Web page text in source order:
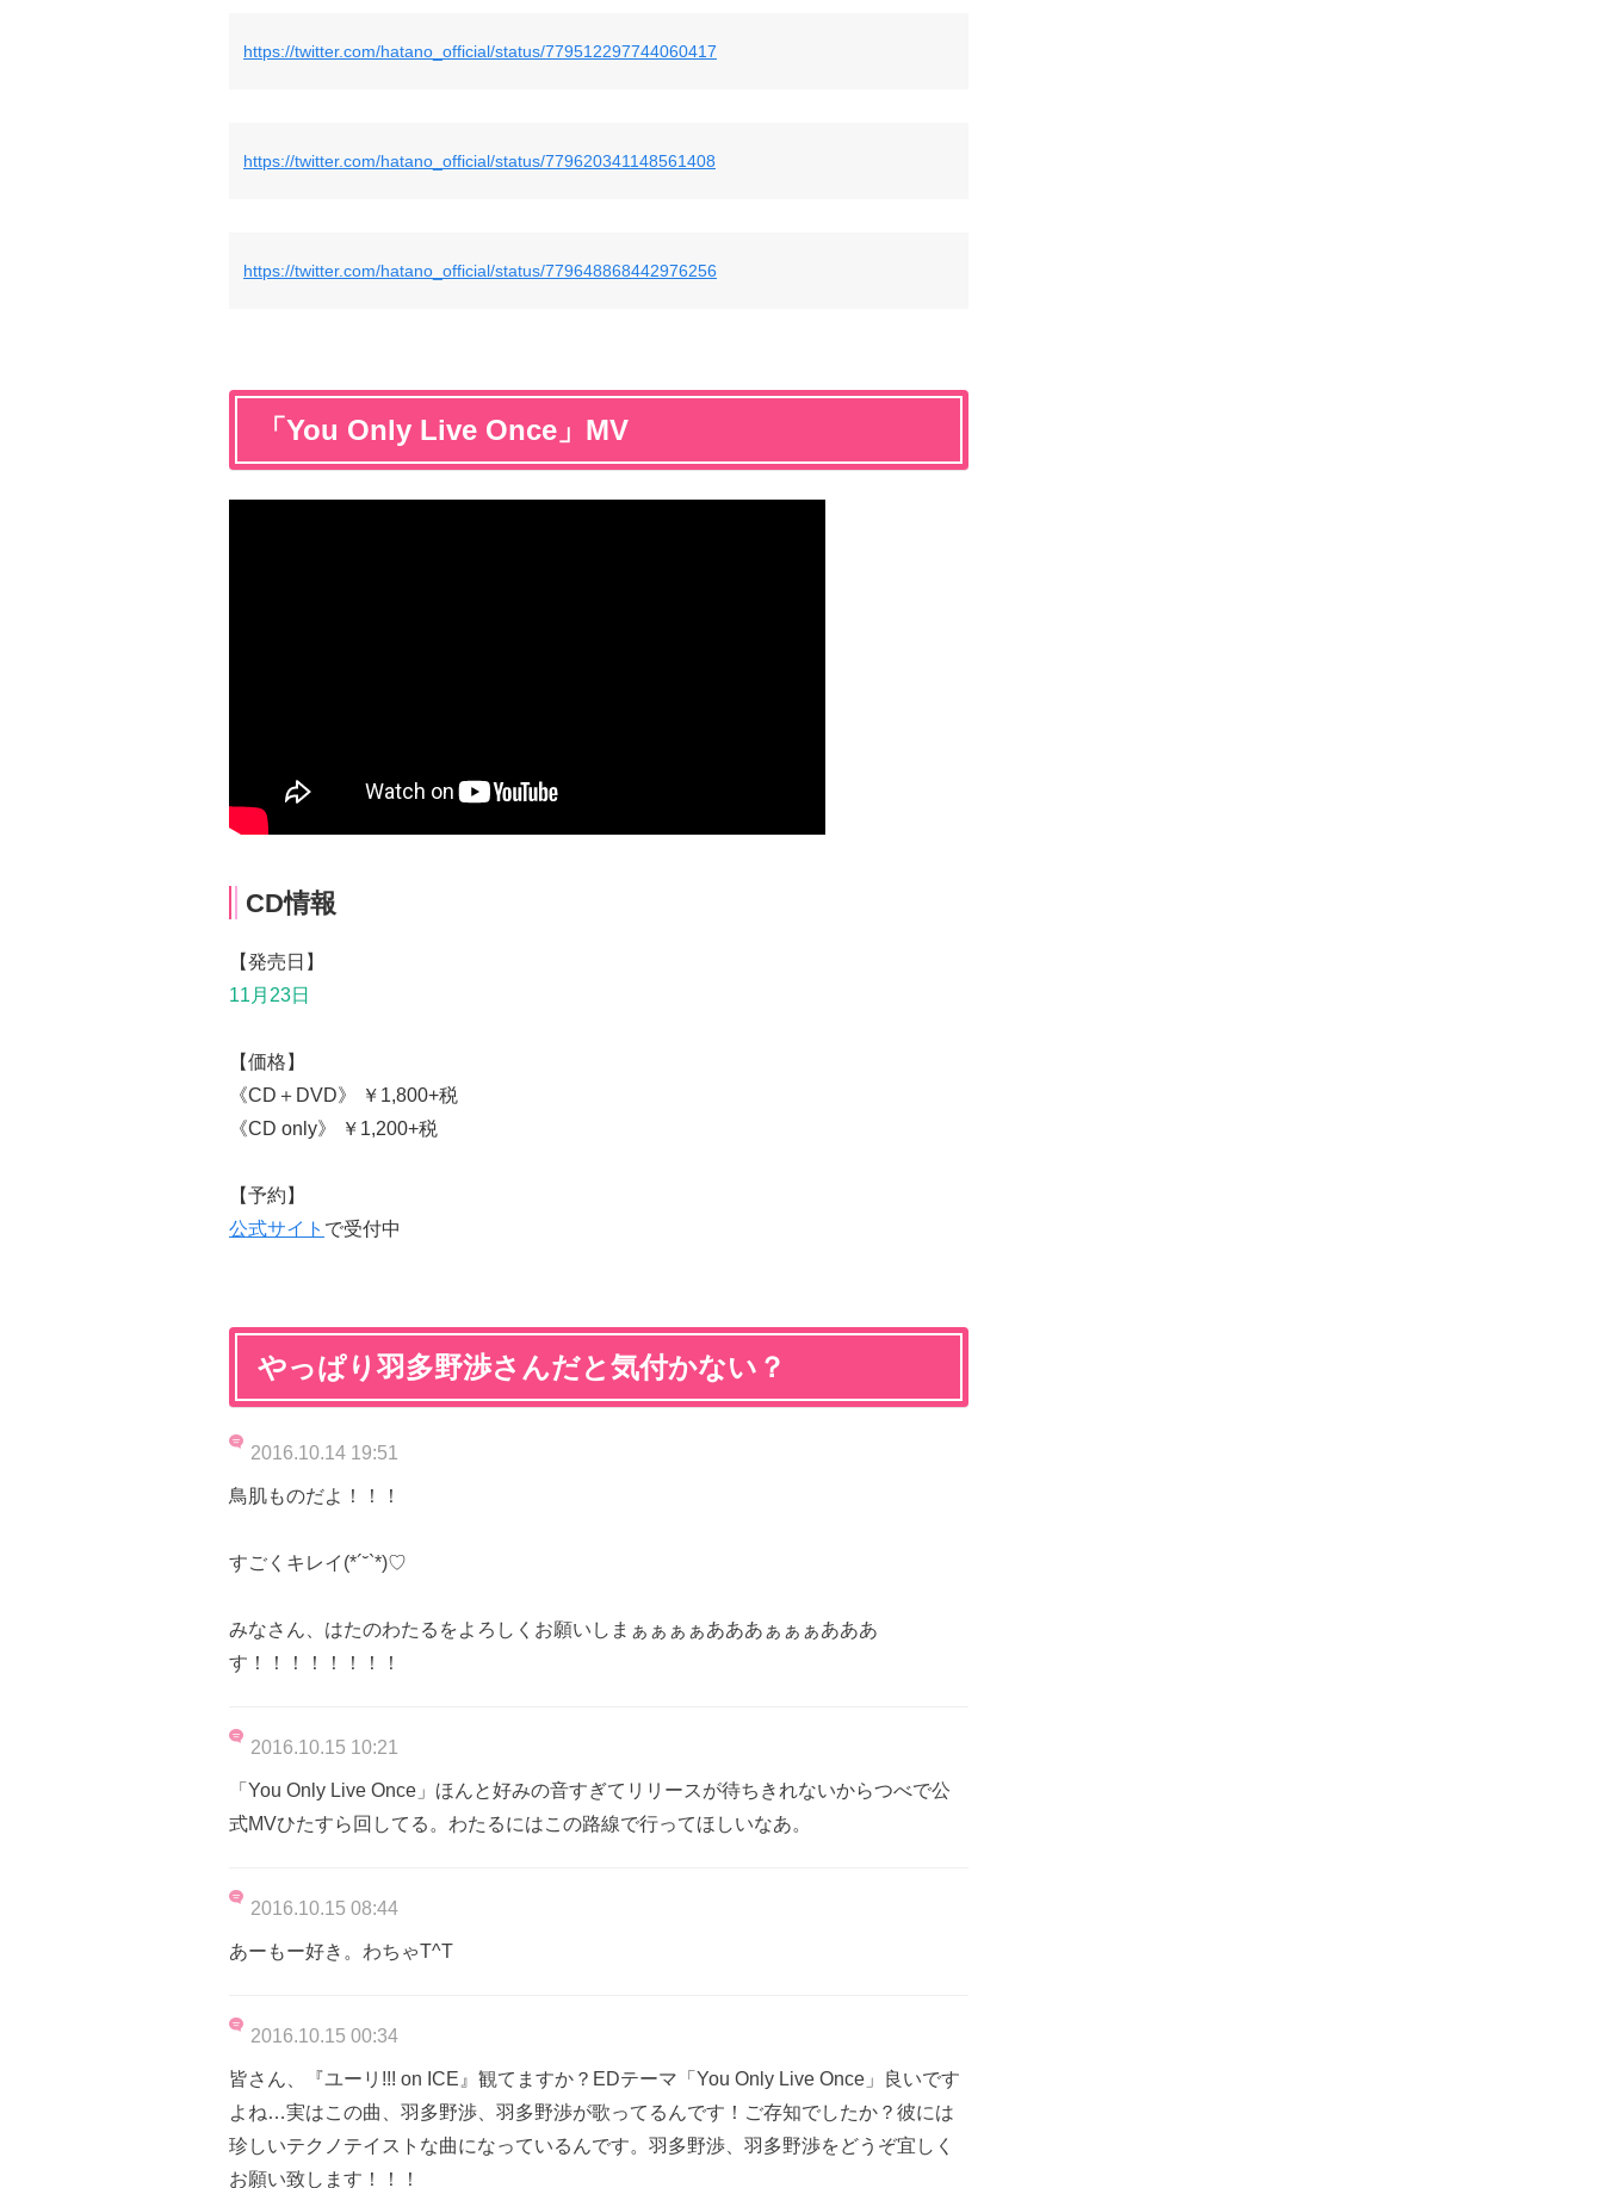
https://twitter.com/hatano_official/status/779512297744060417
https://twitter.com/hatano_official/status/779620341148561408
https://twitter.com/hatano_official/status/779648868442976256
「You Only Live Once」MV
CD情報
【発売日】
11月23日
【価格】
《CD＋DVD》 ￥1,800+税
《CD only》 ￥1,200+税
【予約】
公式サイト で受付中
やっぱり羽多野渉さんだと気付かない？
2016.10.14 19:51
鳥肌ものだよ！！！
すごくキレイ(*´˘`*)♡
みなさん、はたのわたるをよろしくお願いしまぁぁぁぁあああぁぁぁあああ
す！！！！！！！！
2016.10.15 10:21
「You Only Live Once」ほんと好みの音すぎてリリースが待ちきれないからつべで公
式MVひたすら回してる。わたるにはこの路線で行ってほしいなあ。
2016.10.15 08:44
あーもー好き。わちゃT^T
2016.10.15 00:34
皆さん、『ユーリ!!! on ICE』観てますか？EDテーマ「You Only Live Once」良いです
よね…実はこの曲、羽多野渉、羽多野渉が歌ってるんです！ご存知でしたか？彼には
珍しいテクノテイストな曲になっているんです。羽多野渉、羽多野渉をどうぞ宜しく
お願い致します！！！